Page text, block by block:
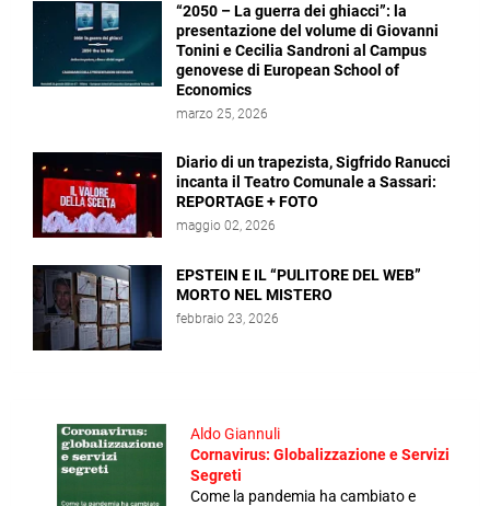
“2050 – La guerra dei ghiacci”: la
presentazione del volume di Giovanni
Tonini e Cecilia Sandroni al Campus
genovese di European School of
Economics
marzo 25, 2026
Diario di un trapezista, Sigfrido Ranucci
incanta il Teatro Comunale a Sassari:
REPORTAGE + FOTO
maggio 02, 2026
EPSTEIN E IL “PULITORE DEL WEB”
MORTO NEL MISTERO
febbraio 23, 2026
Aldo Giannuli
Cornavirus: Globalizzazione e Servizi
Segreti
Come la pandemia ha cambiato e